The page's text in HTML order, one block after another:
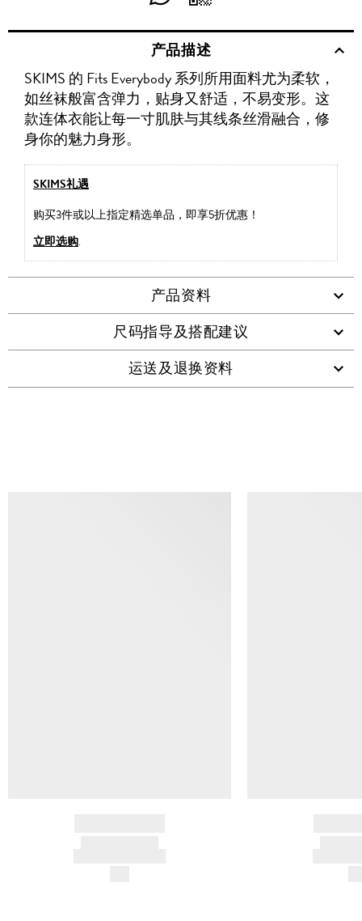
WECHATWEIBO
享
至
WHATSAPP
享
维
码
产品描述
SKIMS 的 Fits Everybody 系列所用面料尤为柔软，
如丝袜般富含弹力，贴身又舒适，不易变形。这
款连体衣能让每一寸肌肤与其线条丝滑融合，修
身你的魅力身形。
SKIMS礼遇
购买3件或以上指定精选单品，即享5折优惠！
立即选购.
产品资料
尺码指导及搭配建议
运送及退换资料